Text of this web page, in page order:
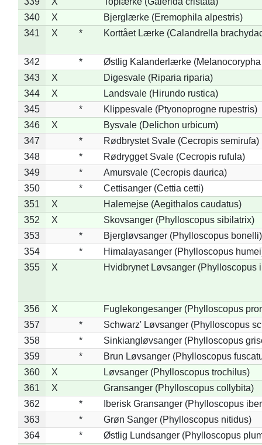
340
X
Bjerglærke (Eremophila alpestris)
341
X * Korttået Lærke (Calandrella
342 *
Østlig Kalanderlærke (Melanocorypha
343
X
Digesvale (Riparia riparia)
344
X
Landsvale (Hirundo rustica)
345
*
Klippesvale (Ptyonoprogne rupestris)
346
X
Bysvale (Delichon urbicum)
347
*
Rødbrystet Svale (Cecropis semirufa)
348
*
Rødrygget Svale (Cecropis rufula)
349
*
Amursvale (Cecropis daurica)
350
*
Cettisanger (Cettia cetti)
351
X
Halemejse (Aegithalos caudatus)
352
X
Skovsanger (Phylloscopus sibilatrix)
353
*
Bjergløvsanger (Phylloscopus bonelli)
354
*
Himalayasanger (Phylloscopus
355
X Hvidbrynet Løvsanger (Phylloscopus
356 X
Fuglekongesanger (Phylloscopus
357
*
Schwarz' Løvsanger (Phylloscopus
358
*
Sinkiangløvsanger (Phylloscopus
359
*
Brun Løvsanger (Phylloscopus
360
X
Løvsanger (Phylloscopus trochilus)
361
X
Gransanger (Phylloscopus collybita)
362
*
Iberisk Gransanger (Phylloscopus
363
*
Grøn Sanger (Phylloscopus nitidus)
364
*
Østlig Lundsanger (Phylloscopus